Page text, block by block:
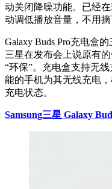
动关闭降噪功能。已经
动调低播放音量，不用摘
Galaxy Buds Pro充电盒
三星在发布会上说原有
“环保”。充电盒支持无
能的手机为其无线充电
充电状态。
Samsung三星 Galaxy